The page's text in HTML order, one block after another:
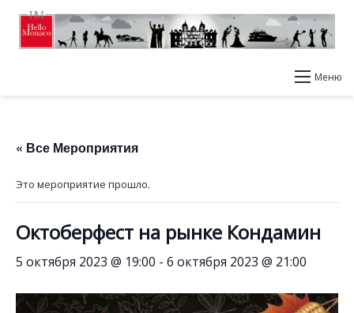
Меню
« Все Мероприятия
Это мероприятие прошло.
Октоберфест на рынке Кондамин
5 октября 2023 @ 19:00 - 6 октября 2023 @ 21:00